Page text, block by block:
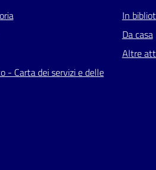
- Carta dei servizi e delle
In
Da casa
Altre